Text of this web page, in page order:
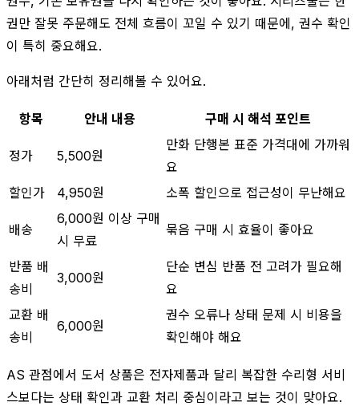
권만 잘못 주문해도 전체 흐름이 꼬일 수 있기 때문에, 권수 확인
이 특히 중요해요.
아래처럼 간단히 정리해볼 수 있어요.
항목 안내 내용 구매 시 해석 포인트
정가 5,500원
만화 단행본 표준 가격대에 가까워
요
할인가
4,950원 소폭 할인으로 접근성이 무난해요
배송
6,000원 이상 구매
시 무료
묶음 구매 시 효율이 좋아요
반품 배
송비
3,000원
단순 변심 반품 전 고려가 필요해
요
교환 배
송비
6,000원
권수 오류나 상태 문제 시 비용을
확인해야 해요
AS 관점에서 도서 상품은 전자제품과 달리 복잡한 수리형 서비
스보다는 상태 확인과 교환 처리 중심이라고 보는 것이 맞아요.